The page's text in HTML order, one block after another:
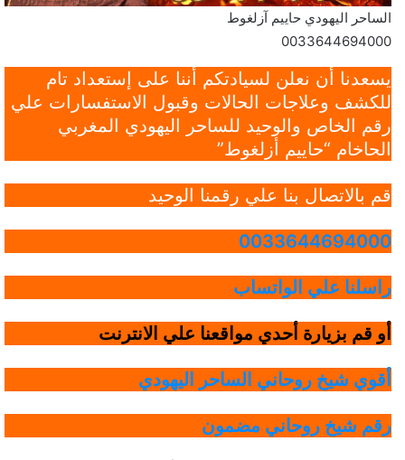
الساحر اليهودي حاييم آزلغوط
0033644694000
يسعدنا أن نعلن لسيادتكم أننا على إستعداد تام
للكشف وعلاجات الحالات وقبول الاستفسارات علي
رقم الخاص والوحيد للساحر اليهودي المغربي
الحاخام “حاييم أزلغوط”
قم بالاتصال بنا علي رقمنا الوحيد
0033644694000
راسلنا علي الواتساب
أو قم بزيارة أحدي مواقعنا علي الانترنت
أقوي شيخ روحاني الساحر اليهودي
رقم شيخ روحاني مضمون